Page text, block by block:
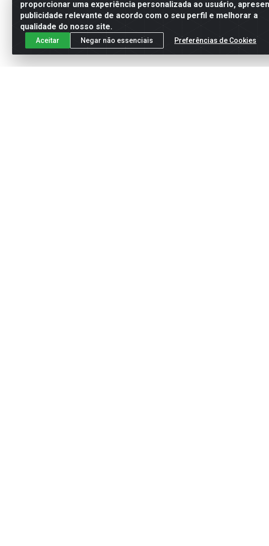
proporcionar uma experiência personalizada ao usuário,
publicidade relevante de acordo com o seu perfil e melhorar a
qualidade do nosso site.
Aceitar Negar não essenciais Preferências de Cookies